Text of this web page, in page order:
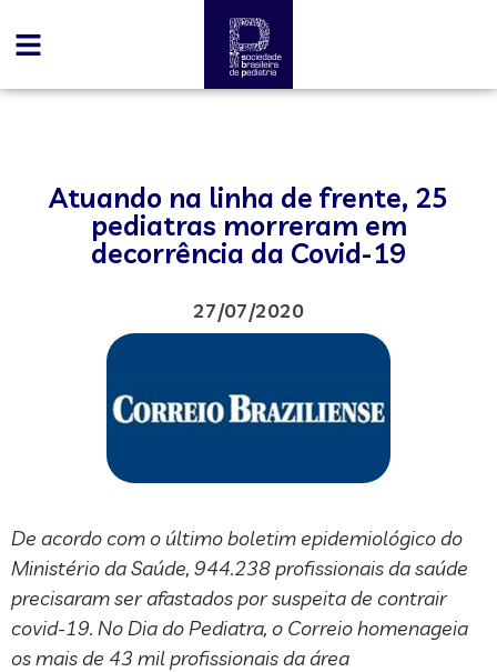
Atuando na linha de frente, 25
pediatras morreram em
decorrência da Covid-19
27/07/2020
De acordo com o último boletim epidemiológico do
Ministério da Saúde, 944.238 profissionais da saúde
precisaram ser afastados por suspeita de contrair
covid-19. No Dia do Pediatra, o Correio homenageia
os mais de 43 mil profissionais da área